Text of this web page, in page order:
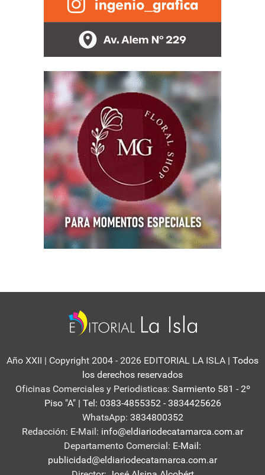
Año XXII | Copyright 2004 - 2026 EDITORIAL LA ISLA | Todos
los derechos reservados
Oficinas Comerciales y Periodisticas: Sarmiento 581 - 2º
Piso "A" | Tel: 0383-4855352 - 3834425626
WhatsApp: 3834800352
Redacción: E-Mail: info@eldiariodecatamarca.com.ar
Departamento Comercial: E-Mail:
publicidad@eldiariodecatamarca.com.ar